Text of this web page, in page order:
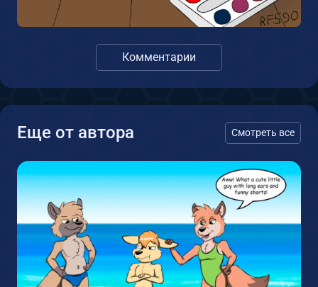
Комментарии
Еще от автора Смотреть все